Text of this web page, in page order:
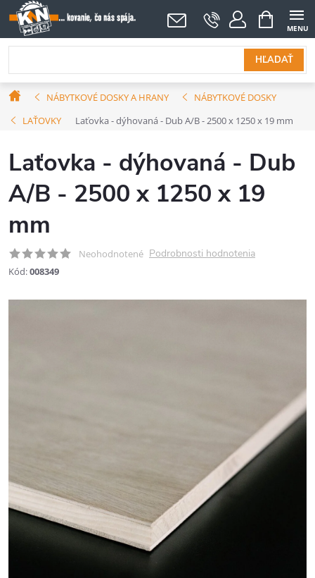
Prejsť
na
obsah
HĽADAŤ
NÁKUPNÝ
KOŠÍK
DomovNÁBYTKOVÉ DOSKY A HRANY
NÁBYTKOVÉ DOSKY
LAŤOVKY
Laťovka - dýhovaná - Dub A/B - 2500 x 1250 x 19 mm
Laťovka - dýhovaná - Dub
A/B - 2500 x 1250 x 19
mm
Neohodnotené Podrobnosti hodnotenia
Kód:008349